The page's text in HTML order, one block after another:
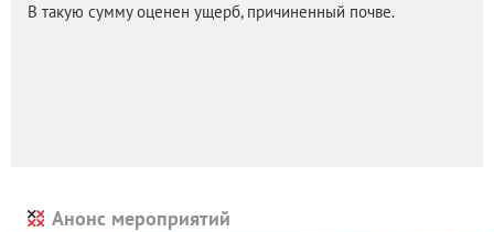
В такую сумму оценен ущерб, причиненный почве.
Анонс мероприятий